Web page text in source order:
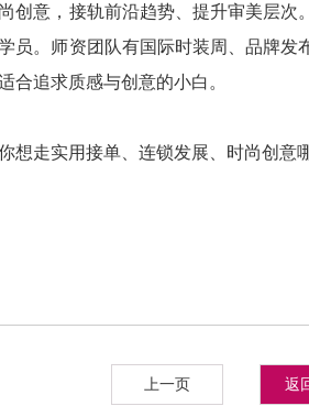
创意，接轨前沿趋势、提升审美层
员。师资团队有国际时装周、品牌
合追求质感与创意的小白。
想走实用接单、连锁发展、时尚创意
上一页 返